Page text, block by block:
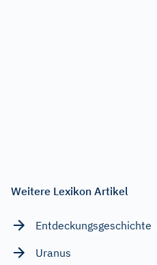
Weitere Lexikon Artikel
Entdeckungsgeschichte
Uranus